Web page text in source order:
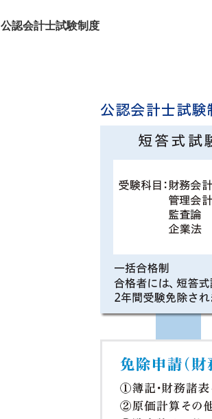
公認会計士試験制度